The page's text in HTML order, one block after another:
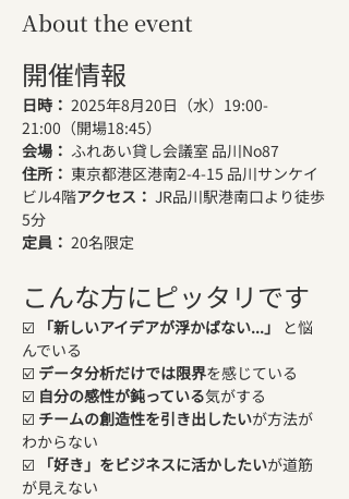
About the event
開催情報
日時： 2025年8月20日（水）19:00-
21:00（開場18:45）
会場： ふれあい貸し会議室 品川No87
住所： 東京都港区港南2-4-15 品川サンケイ
ビル4階アクセス： JR品川駅港南口より徒歩
5分
定員： 20名限定
こんな方にピッタリです
☑️ 「新しいアイデアが浮かばない...」
と悩
んでいる
☑️ データ分析だけでは限界を感じている
☑️ 自分の感性が鈍っている気がする
☑️ チームの創造性を引き出したいが方法が
わからない
☑️
「好き」をビジネスに活かしたいが道筋
が見えない